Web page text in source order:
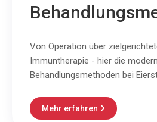
Von Operation über
Immuntherapie - hier die
Behandlungsmethoden bei
Mehr erfahren 